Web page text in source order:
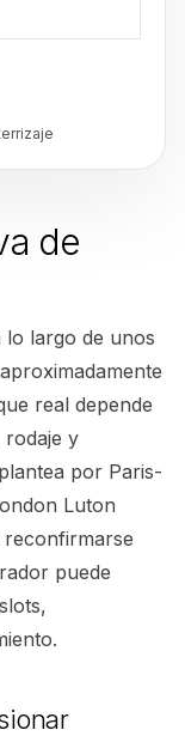
de
lo largo de unos
real depende
y
por Paris-
Luton
puede